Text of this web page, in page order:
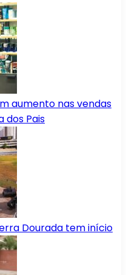
aumento nas vendas
dos Pais
Dourada tem início